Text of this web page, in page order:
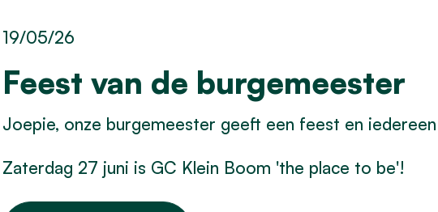
Feest van de burgemeester
19/05/26
Joepie, onze burgemeester geeft een feest en
Zaterdag 27 juni is GC Klein Boom 'the place to be'!